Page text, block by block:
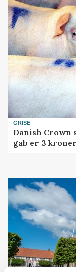
GRISE
Danish
gab er 3